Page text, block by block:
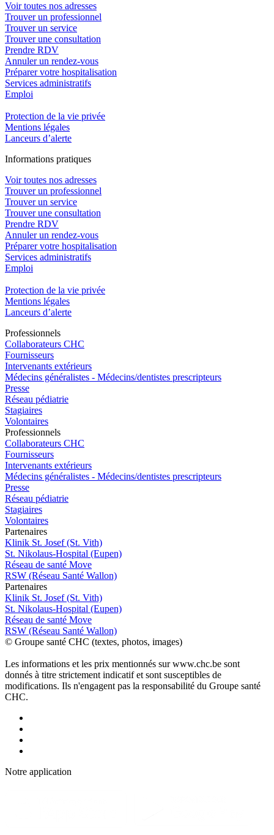
Voir toutes nos adresses
Trouver un professionnel
Trouver un service
Trouver une consultation
Prendre RDV
Annuler un rendez-vous
Préparer votre hospitalisation
Services administratifs
Emploi​
Protection de la vie privée
Mentions légales
Lanceurs d’alerte
Informations pratiques
Voir toutes nos adresses
Trouver un professionnel
Trouver un service
Trouver une consultation
Prendre RDV
Annuler un rendez-vous
Préparer votre hospitalisation
Services administratifs
Emploi​
Protection de la vie privée
Mentions légales
Lanceurs d’alerte
Professionnels
Collaborateurs CHC
Fournisseurs
Intervenants extérieurs
Médecins généralistes - Médecins/dentistes prescripteurs
Presse
Réseau pédiatrie
Stagiaires
Volontaires
Professionnels
Collaborateurs CHC
Fournisseurs
Intervenants extérieurs
Médecins généralistes - Médecins/dentistes prescripteurs
Presse
Réseau pédiatrie
Stagiaires
Volontaires
Partenaires
Klinik St. Josef (St. Vith)
St. Nikolaus-Hospital (Eupen)
Réseau de santé Move
RSW (Réseau Santé Wallon)
Partenaires
Klinik St. Josef (St. Vith)
St. Nikolaus-Hospital (Eupen)
Réseau de santé Move
RSW (Réseau Santé Wallon)
© Groupe santé CHC (textes, photos, images)
Les informations et les prix mentionnés sur www.chc.be sont
donnés à titre strictement indicatif et sont susceptibles de
modifications. Ils n'engagent pas la responsabilité du Groupe santé
CHC.
Notre application